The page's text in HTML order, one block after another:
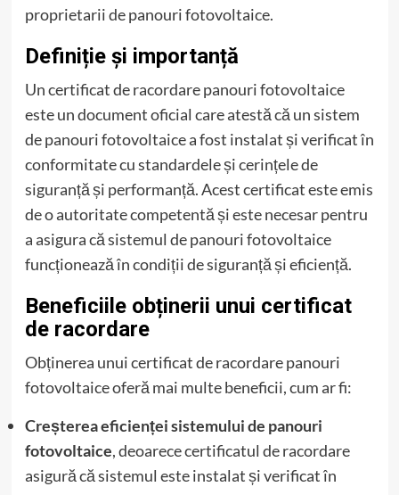
proprietarii de panouri fotovoltaice.
Definiție și importanță
Un certificat de racordare panouri fotovoltaice
este un document oficial care atestă că un sistem
de panouri fotovoltaice a fost instalat și verificat în
conformitate cu standardele și cerințele de
siguranță și performanță. Acest certificat este emis
de o autoritate competentă și este necesar pentru
a asigura că sistemul de panouri fotovoltaice
funcționează în condiții de siguranță și eficiență.
Beneficiile obținerii unui certificat
de racordare
Obținerea unui certificat de racordare panouri
fotovoltaice oferă mai multe beneficii, cum ar fi:
Creșterea eficienței sistemului de panouri
fotovoltaice, deoarece certificatul de racordare
asigură că sistemul este instalat și verificat în